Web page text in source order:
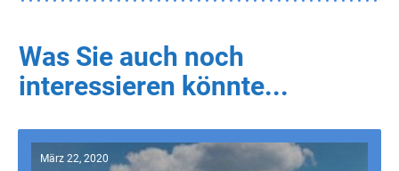
Was Sie auch noch
interessieren könnte...
März 22, 2020